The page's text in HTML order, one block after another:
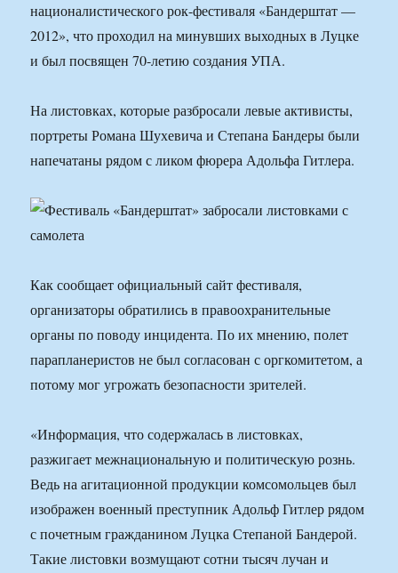
националистического рок-фестиваля «Бандерштат —
2012», что проходил на минувших выходных в Луцке
и был посвящен 70-летию создания УПА.
На листовках, которые разбросали левые активисты,
портреты Романа Шухевича и Степана Бандеры были
напечатаны рядом с ликом фюрера Адольфа Гитлера.
Как сообщает официальный сайт фестиваля,
организаторы обратились в правоохранительные
органы по поводу инцидента. По их мнению, полет
парапланеристов не был согласован с оргкомитетом, а
потому мог угрожать безопасности зрителей.
«Информация, что содержалась в листовках,
разжигает межнациональную и политическую рознь.
Ведь на агитационной продукции комсомольцев был
изображен военный преступник Адольф Гитлер рядом
с почетным гражданином Луцка Степаной Бандерой.
Такие листовки возмущают сотни тысяч лучан и